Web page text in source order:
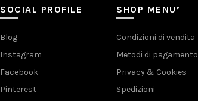
SOCIAL PROFILE
Blog
Instagram
Facebook
Pinterest
SHOP MENU’
Condizioni di vendita
Metodi di pagamento
Privacy & Cookies
Spedizioni